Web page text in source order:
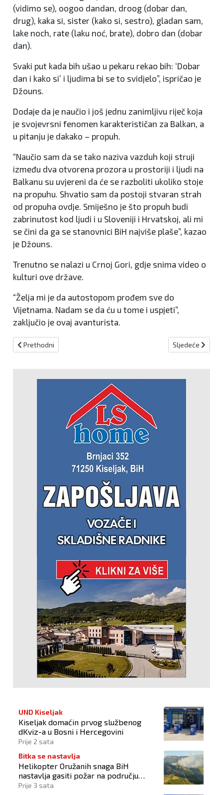
(vidimo se), oogoo dandan, droog (dobar dan,
drug), kaka si, sister (kako si, sestro), gladan sam,
lake noch, rate (laku noć, brate), dobro dan (dobar
dan).
Svaki put kada bih ušao u pekaru rekao bih: ‘Dobar
dan i kako si’ i ljudima bi se to svidjelo”, ispričao je
Džouns.
Dodaje da je naučio i još jednu zanimljivu riječ koja
je svojevrsni fenomen karakterističan za Balkan, a
u pitanju je dakako – propuh.
“Naučio sam da se tako naziva vazduh koji struji
između dva otvorena prozora u prostoriji i ljudi na
Balkanu su uvjereni da će se razboliti ukoliko stoje
na propuhu. Shvatio sam da postoji stvaran strah
od propuha ovdje. Smiješno je što propuh budi
zabrinutost kod ljudi i u Sloveniji i Hrvatskoj, ali mi
se čini da ga se stanovnici BiH najviše plaše”, kazao
je Džouns.
Trenutno se nalazi u Crnoj Gori, gdje snima video o
kulturi ove države.
“Želja mi je da autostopom prođem sve do
Vijetnama. Nadam se da ću u tome i uspjeti”,
zaključio je ovaj avanturista.
Prethodni članak: Evanđelje dana
Prethodni Sljedeći
Sljedeće
UND Kiseljak
Kiseljak domaćin prvog službenog
dKviz-a u Bosni i Hercegovini
Prije 2 sata
Bitka se nastavlja
Helikopter Oružanih snaga BiH
nastavlja gasiti požar na području
Konjica
Prije 3 sata